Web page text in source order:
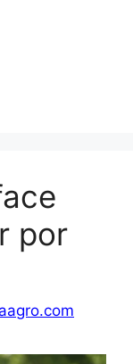
por